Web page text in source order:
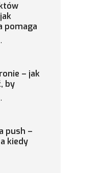
pomaga
– jak
by
push –
kiedy